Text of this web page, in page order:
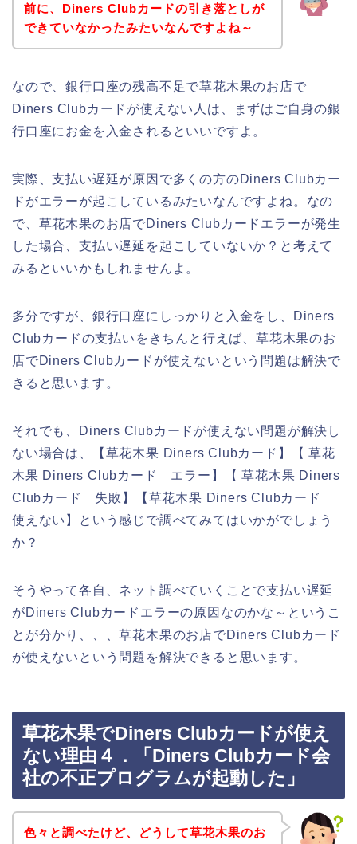
前に、Diners Clubカードの引き落としが
できていなかったみたいなんですよね～
なので、銀行口座の残高不足で草花木果のお店で
Diners Clubカードが使えない人は、まずはご自身の銀
行口座にお金を入金されるといいですよ。
実際、支払い遅延が原因で多くの方のDiners Clubカー
ドがエラーが起こしているみたいなんですよね。なの
で、草花木果のお店でDiners Clubカードエラーが発生
した場合、支払い遅延を起こしていないか？と考えて
みるといいかもしれませんよ。
多分ですが、銀行口座にしっかりと入金をし、Diners
Clubカードの支払いをきちんと行えば、草花木果のお
店でDiners Clubカードが使えないという問題は解決で
きると思います。
それでも、Diners Clubカードが使えない問題が解決し
ない場合は、【草花木果 Diners Clubカード】【 草花
木果 Diners Clubカード エラー】【 草花木果 Diners
Clubカード 失敗】【草花木果 Diners Clubカード
使えない】という感じで調べてみてはいかがでしょう
か？
そうやって各自、ネット調べていくことで支払い遅延
がDiners Clubカードエラーの原因なのかな～というこ
とが分かり、、、草花木果のお店でDiners Clubカード
が使えないという問題を解決できると思います。
草花木果でDiners Clubカードが使え
ない理由４．「Diners Clubカード会
社の不正プログラムが起動した」
色々と調べたけど、どうして草花木果のお